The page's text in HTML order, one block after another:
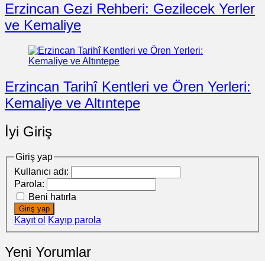
Erzincan Gezi Rehberi: Gezilecek Yerler
ve Kemaliye
Erzincan Tarihî Kentleri ve Ören Yerleri:
Kemaliye ve Altıntepe
İyi Giriş
Giriş yap
Kullanıcı adı:
Parola:
Beni hatırla
Giriş yap
Kayıt ol Kayıp parola
Yeni Yorumlar